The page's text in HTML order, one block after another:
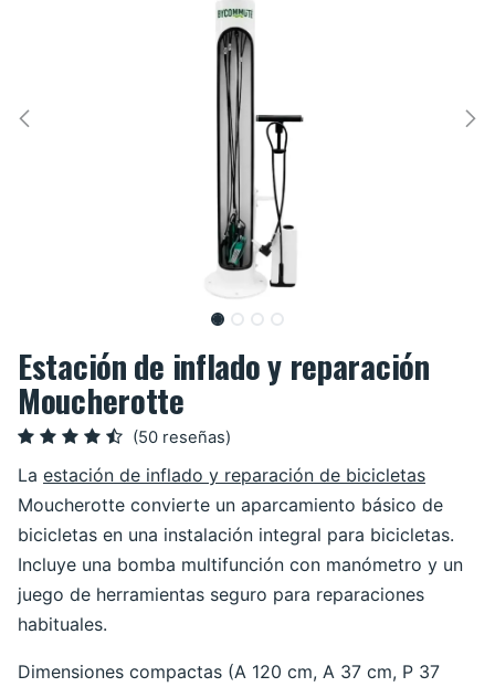
Estación de inflado y reparación
Moucherotte
(50 reseñas)
La estación de inflado y reparación de bicicletas
Moucherotte convierte un aparcamiento básico de
bicicletas en una instalación integral para bicicletas.
Incluye una bomba multifunción con manómetro y un
juego de herramientas seguro para reparaciones
habituales.
Dimensiones compactas (A 120 cm, A 37 cm, P 37